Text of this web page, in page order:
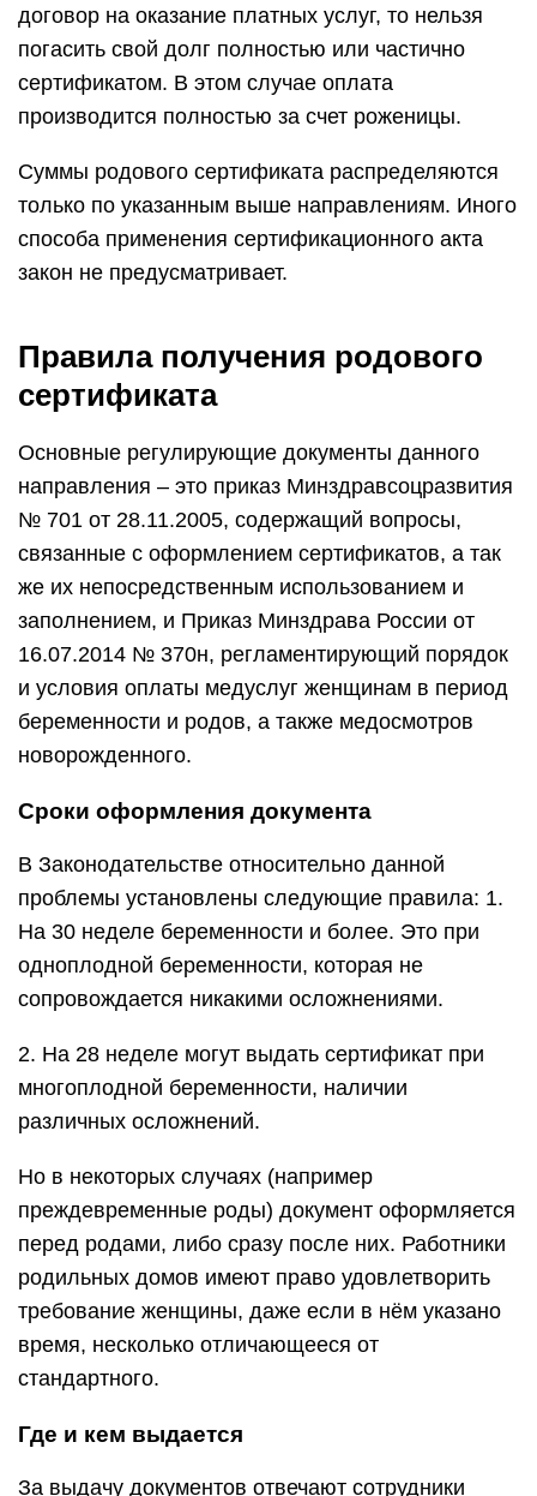
договор на оказание платных услуг, то нельзя
погасить свой долг полностью или частично
сертификатом. В этом случае оплата
производится полностью за счет роженицы.
Суммы родового сертификата распределяются
только по указанным выше направлениям. Иного
способа применения сертификационного акта
закон не предусматривает.
Правила получения родового
сертификата
Основные регулирующие документы данного
направления – это приказ Минздравсоцразвития
№ 701 от 28.11.2005, содержащий вопросы,
связанные с оформлением сертификатов, а так
же их непосредственным использованием и
заполнением, и Приказ Минздрава России от
16.07.2014 № 370н, регламентирующий порядок
и условия оплаты медуслуг женщинам в период
беременности и родов, а также медосмотров
новорожденного.
Сроки оформления документа
В Законодательстве относительно данной
проблемы установлены следующие правила: 1.
На 30 неделе беременности и более. Это при
одноплодной беременности, которая не
сопровождается никакими осложнениями.
2. На 28 неделе могут выдать сертификат при
многоплодной беременности, наличии
различных осложнений.
Но в некоторых случаях (например
преждевременные роды) документ оформляется
перед родами, либо сразу после них. Работники
родильных домов имеют право удовлетворить
требование женщины, даже если в нём указано
время, несколько отличающееся от
стандартного.
Где и кем выдается
За выдачу документов отвечают сотрудники